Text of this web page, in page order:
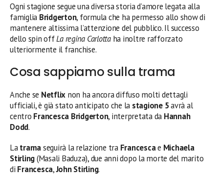
Ogni stagione segue una diversa storia d’amore legata alla
famiglia Bridgerton, formula che ha permesso allo show di
mantenere altissima l’attenzione del pubblico. Il successo
dello spin offLa regina Carlottaha inoltre rafforzato
ulteriormente il franchise.
Cosa sappiamo sulla trama
Anche se Netflix non ha ancora diffuso molti dettagli
ufficiali, è già stato anticipato che la stagione 5avrà al
centro Francesca Bridgerton, interpretata da Hannah
Dodd.
Latramaseguirà la relazione tra Francescae Michaela
Stirling(Masali Baduza), due anni dopo la morte del marito
di Francesca,John Stirling.